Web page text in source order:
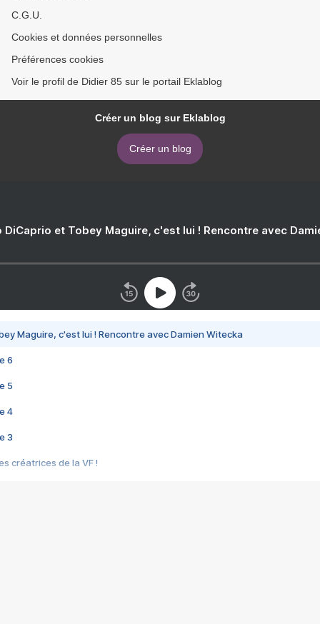
C.G.U.
Cookies et données personnelles
Préférences cookies
Voir le profil de Didier 85 sur le portail Eklablog
Créer un blog sur Eklablog
Créer un blog
DiCaprio et Tobey Maguire, c'est lui ! Rencontre avec
Maguire, c'est lui ! Rencontre avec Damien Witecka
6
5
4
3
créatrices de la VF !